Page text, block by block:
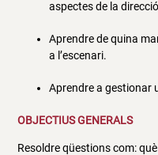
aspectes de la
Aprendre de quina
a l’escenari.
Aprendre a gestionar
OBJECTIUS GENERALS
Resoldre qüestions com: